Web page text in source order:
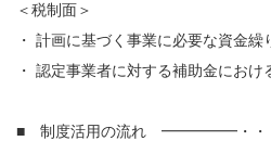
＜税制面＞
・ 計画に基づく事業に必要な資金
・ 認定事業者に対する補助金にお
■ 制度活用の流れ ━━━━━・